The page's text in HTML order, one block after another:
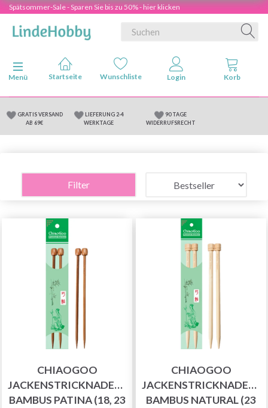
Spätsommer-Sale - Sparen Sie bis zu 50% - hier klicken
Anzeige ändern
Menü
GRATIS VERSAND
AB 69€
LIEFERUNG 2-4
WERKTAGE
90 TAGE
WIDERRUFSRECHT
Filter
CHIAOGOO
JACKENSTRICKNADELN
BAMBUS PATINA (18, 23
CHIAOGOO
JACKENSTRICKNADELN
BAMBUS NATURAL (23